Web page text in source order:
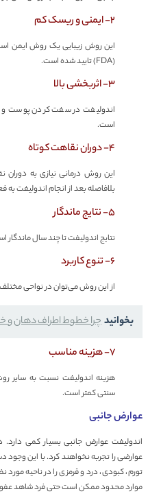
۲- ایمنی و ریسک کم
این روش زیبایی یک روش ایمن
(FDA) تایید شده است.
۳- اثربخشی بالا
اندولیفت در سفت کردن پوست و
است.
۴- دوران نقاهت کوتاه
این روش درمانی نیازی به دوران
بلافاصله بعد از انجام اندولیفت به
۵- نتایج ماندگار
نتایج اندولیفت تا چند سال ماندگار
۶- تنوع کاربرد
از این روش می‌توان در نواحی
بخوانیدچرا خطوط اطراف دهان و
۷- هزینه مناسب
هزینه اندولیفت نسبت به سایر
سنتی کمتر است.
عوارض جانبی
اندولیفت عوارض جانبی بسیار کمی
عوارضی را تجربه نخواهند کرد. با این
تورم، کبودی، درد و قرمزی را در ناحیه مورد
موارد محدود ممکن است حتی فرد شاهد